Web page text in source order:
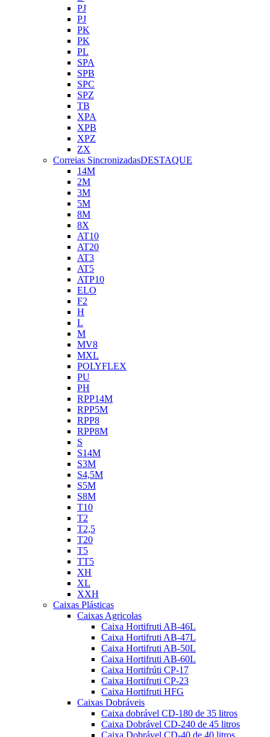
PJ
PJ
PK
PK
PL
SPA
SPB
SPC
SPZ
TB
XPA
XPB
XPZ
ZX
Correias SincronizadasDESTAQUE
14M
2M
3M
5M
8M
8X
AT10
AT20
AT3
AT5
ATP10
ELO
F2
H
L
M
MV8
MXL
POLYFLEX
PU
PH
RPP14M
RPP5M
RPP8
RPP8M
S
S14M
S3M
S4,5M
S5M
S8M
T10
T2
T2,5
T20
T5
TT5
XH
XL
XXH
Caixas Plásticas
Caixas Agricolas
Caixa Hortifruti AB-46L
Caixa Hortifruti AB-47L
Caixa Hortifruti AB-50L
Caixa Hortifruti AB-60L
Caixa Hortifrúti CP-17
Caixa Hortifruti CP-23
Caixa Hortifruti HFG
Caixas Dobráveis
Caixa dobrável CD-180 de 35 litros
Caixa Dobrável CD-240 de 45 litros
Caixa Dobrável CD-40 de 40 litros